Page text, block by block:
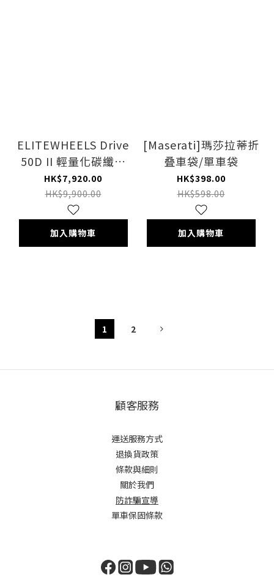
ELITEWHEELS Drive
50D II 輕量化碳纖維
公路車輪組
HK$7,920.00
HK$9,900.00
加入購物車
[Maserati]瑪莎拉蒂折
叠車袋/單車袋
HK$398.00
HK$598.00
加入購物車
1 2
顧客服務
運送服務方式
退換貨政策
條款與細則
關於我們
防詐騙宣導
單車保固條款